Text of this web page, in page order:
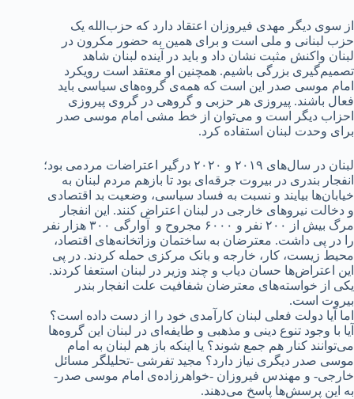
از سوی دیگر مهدی فیروزان اعتقاد دارد که حزب‌الله یک
حزب لبنانی و ملی است و برای همین به حضور مکرون در
لبنان واکنش مثبت نشان داد و باید در آینده لبنان شاهد
تصمیم‌گیری بزرگی باشیم. همچنین او معتقد است رویکرد
امام موسی صدر این است که همه‌ی گروه‌های سیاسی باید
فعال باشند. پیروزی هر حزبی و گروهی در گروی پیروزی
احزاب دیگر است و می‌توان از خط مشی امام موسی صدر
برای وحدت لبنان استفاده کرد.
لبنان در سال‌های ۲۰۱۹ و ۲۰۲۰ درگیر اعتراضات مردمی بود؛
انفجار بندری در بیروت جرقه‌ای بود تا بازهم مردم لبنان به
خیابان‌ها بیایند و نسبت به فساد سیاسی، وضعیت بد اقتصادی
و دخالت نیروهای خارجی در لبنان اعتراض کنند. این انفجار
مرگ بیش از ۲۰۰ نفر و ۶۰۰۰ مجروح و آوارگی ۳۰۰ هزار نفر
را در پی داشت. معترضان به ساختمان وزاتخانه‌های اقتصاد،
محیط زیست، کار، خارجه و بانک مرکزی حمله کردند. در پی
این اعتراض‌ها حسان دیاب و چند وزیر در لبنان استعفا کردند.
یکی از خواسته‌های معترضان شفافیت علت انفجار بندر
بیروت است.
اما آیا دولت فعلی لبنان کارآمدی خود را از دست داده است؟
آیا با وجود تنوع دینی و مذهبی و طایفه‌ای در لبنان این گروه‌ها
می‌توانند کنار هم جمع شوند؟ یا اینکه باز هم لبنان به امام
موسی صدر دیگری نیاز دارد؟ مجید تفرشی -تحلیلگر مسائل
خارجی- و مهندس فیروزان -خواهرزاده‌ی امام موسی صدر-
به این پرسش‌‌ها پاسخ می‌دهند.